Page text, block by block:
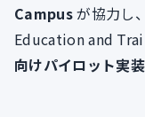
Campusが協力し
Education and
向けパイロット実装